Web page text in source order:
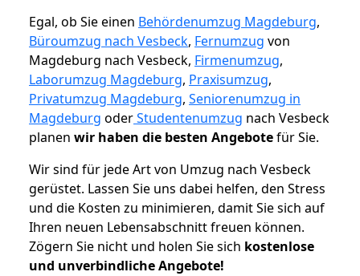
Egal, ob Sie einen Behördenumzug Magdeburg,
Büroumzug nach Vesbeck, Fernumzug von
Magdeburg nach Vesbeck, Firmenumzug,
Laborumzug Magdeburg, Praxisumzug,
Privatumzug Magdeburg, Seniorenumzug in
Magdeburg oderStudentenumzug nach Vesbeck
planen wir haben die besten Angebotefür Sie.
Wir sind für jede Art von Umzug nach Vesbeck
gerüstet. Lassen Sie uns dabei helfen, den Stress
und die Kosten zu minimieren, damit Sie sich auf
Ihren neuen Lebensabschnitt freuen können.
Zögern Sie nicht und holen Sie sich kostenlose
und unverbindliche Angebote!